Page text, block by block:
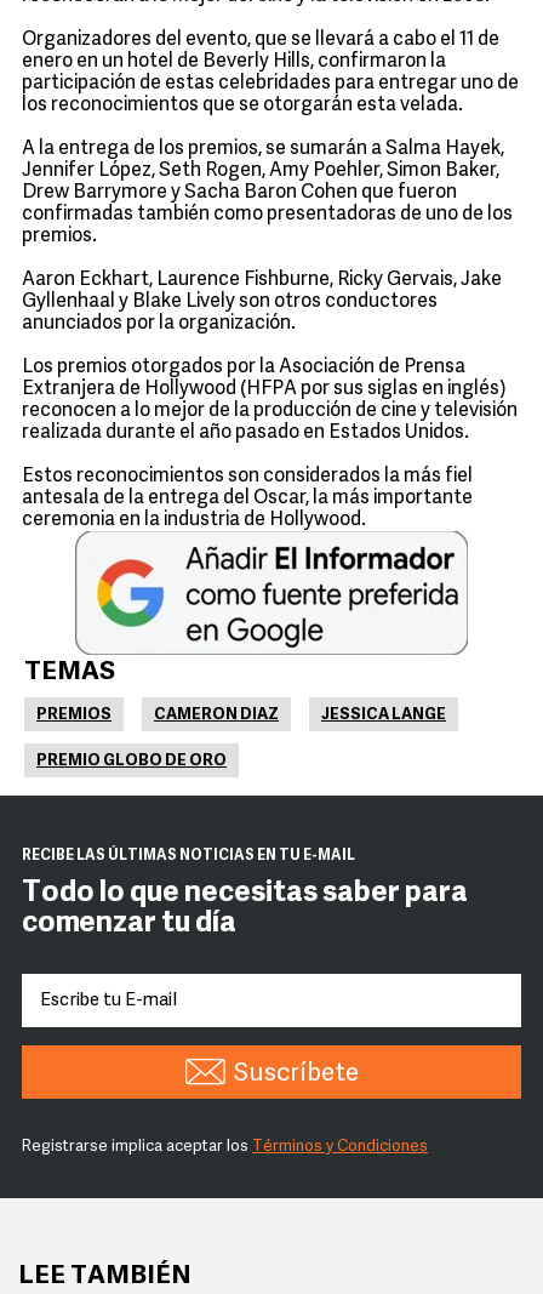
Organizadores del evento, que se llevará a cabo el 11 de
enero en un hotel de Beverly Hills, confirmaron la
participación de estas celebridades para entregar uno de
los reconocimientos que se otorgarán esta velada.
A la entrega de los premios, se sumarán a Salma Hayek,
Jennifer López, Seth Rogen, Amy Poehler, Simon Baker,
Drew Barrymore y Sacha Baron Cohen que fueron
confirmadas también como presentadoras de uno de los
premios.
Aaron Eckhart, Laurence Fishburne, Ricky Gervais, Jake
Gyllenhaal y Blake Lively son otros conductores
anunciados por la organización.
Los premios otorgados por la Asociación de Prensa
Extranjera de Hollywood (HFPA por sus siglas en inglés)
reconocen a lo mejor de la producción de cine y televisión
realizada durante el año pasado en Estados Unidos.
Estos reconocimientos son considerados la más fiel
antesala de la entrega del Oscar, la más importante
ceremonia en la industria de Hollywood.
TEMAS
PREMIOS CAMERON DIAZ JESSICA LANGE
PREMIO GLOBO DE ORO
RECIBE LAS ÚLTIMAS NOTICIAS EN TU E-MAIL
Todo lo que necesitas saber para
comenzar tu día
Suscríbete
Registrarse implica aceptar los Términos y Condiciones
LEE TAMBIÉN